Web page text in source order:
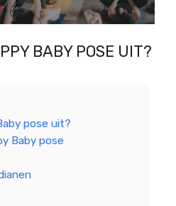
BABY POSE UIT?
pose uit?
Baby pose